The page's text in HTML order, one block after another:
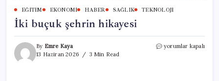
EĞITIM EKONOMI HABER SAĞLIK TEKNOLOJI
İki buçuk şehrin hikayesi
By Emre Kaya
13 Haziran 2026
3 Min Read
İki
yorumlar kapalı